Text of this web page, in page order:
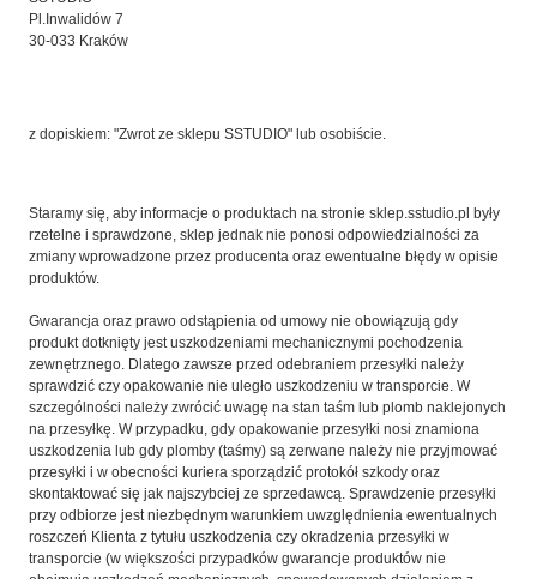
Pl.Inwalidów 7
30-033 Kraków
z dopiskiem: "Zwrot ze sklepu SSTUDIO" lub osobiście.
Staramy się, aby informacje o produktach na stronie sklep.sstudio.pl były
rzetelne i sprawdzone, sklep jednak nie ponosi odpowiedzialności za
zmiany wprowadzone przez producenta oraz ewentualne błędy w opisie
produktów.
Gwarancja oraz prawo odstąpienia od umowy nie obowiązują gdy
produkt dotknięty jest uszkodzeniami mechanicznymi pochodzenia
zewnętrznego. Dlatego zawsze przed odebraniem przesyłki należy
sprawdzić czy opakowanie nie uległo uszkodzeniu w transporcie. W
szczególności należy zwrócić uwagę na stan taśm lub plomb naklejonych
na przesyłkę. W przypadku, gdy opakowanie przesyłki nosi znamiona
uszkodzenia lub gdy plomby (taśmy) są zerwane należy nie przyjmować
przesyłki i w obecności kuriera sporządzić protokół szkody oraz
skontaktować się jak najszybciej ze sprzedawcą. Sprawdzenie przesyłki
przy odbiorze jest niezbędnym warunkiem uwzględnienia ewentualnych
roszczeń Klienta z tytułu uszkodzenia czy okradzenia przesyłki w
transporcie (w większości przypadków gwarancje produktów nie